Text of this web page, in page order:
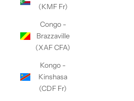
(KMF Fr)
Congo -
Brazzaville
(XAF CFA)
Kongo -
Kinshasa
(CDF Fr)